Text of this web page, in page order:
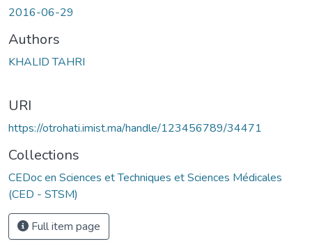
2016-06-29
Authors
KHALID TAHRI
URI
https://otrohati.imist.ma/handle/123456789/34471
Collections
CEDoc en Sciences et Techniques et Sciences Médicales
(CED - STSM)
Full item page